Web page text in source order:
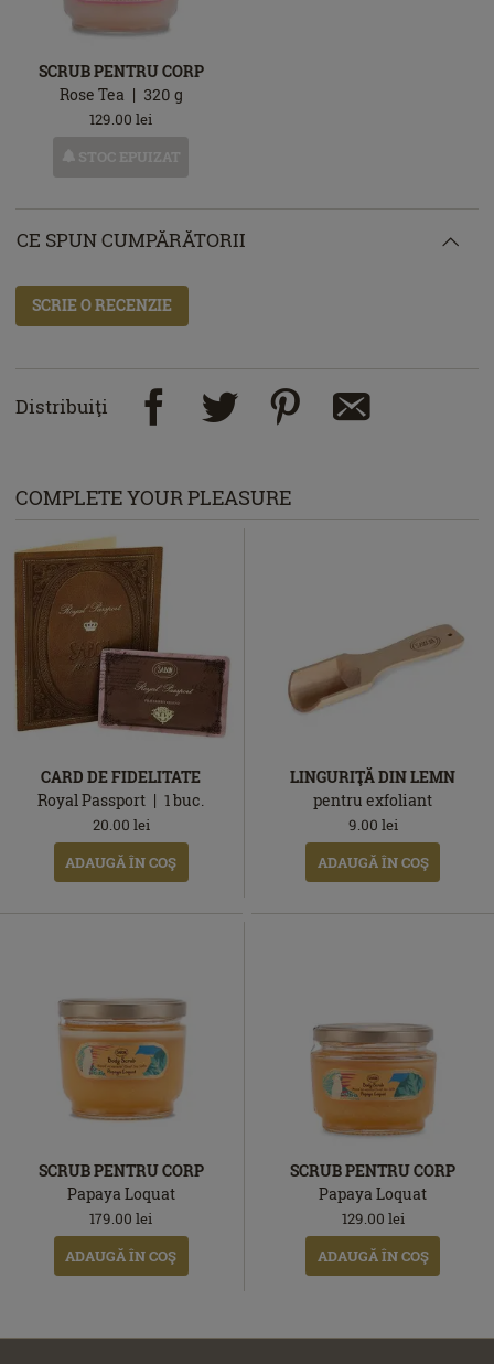
SCRUB PENTRU CORP
Rose Tea
320 g
129.00 lei
STOC EPUIZAT
CE SPUN CUMPĂRĂTORII
SCRIE O RECENZIE
Distribuiţi
COMPLETE YOUR PLEASURE
CARD DE FIDELITATE
Royal Passport
1buc.
20.00 lei
ADAUGĂ ÎN COŞ
LINGURIŢĂ DIN LEMN
pentru exfoliant
9.00 lei
ADAUGĂ ÎN COŞ
SCRUB PENTRU CORP
Papaya Loquat
179.00 lei
ADAUGĂ ÎN COŞ
SCRUB PENTRU CORP
Papaya Loquat
129.00 lei
ADAUGĂ ÎN COŞ